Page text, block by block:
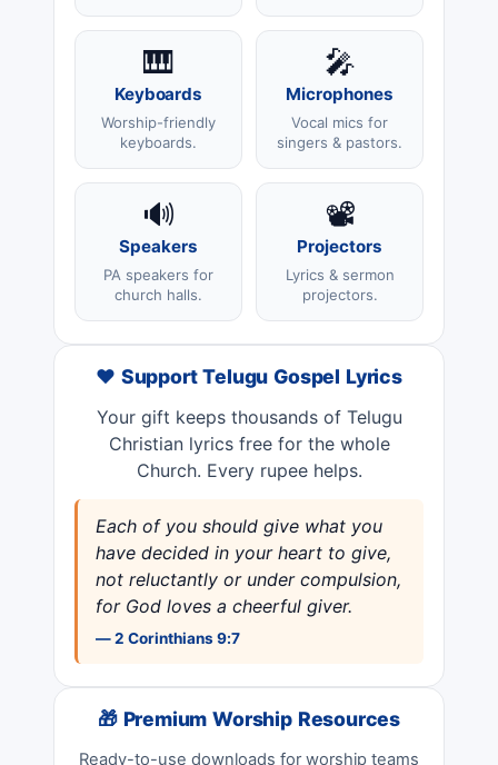
🎹
Keyboards
Worship-friendly
keyboards.
🎤
Microphones
Vocal mics for
singers & pastors.
🔊
Speakers
PA speakers for
church halls.
📽️
Projectors
Lyrics & sermon
projectors.
❤️ Support Telugu Gospel Lyrics
Your gift keeps thousands of Telugu
Christian lyrics free for the whole
Church. Every rupee helps.
Each of you should give what you
have decided in your heart to give,
not reluctantly or under compulsion,
for God loves a cheerful giver.
— 2 Corinthians 9:7
🎁 Premium Worship Resources
Ready-to-use downloads for worship teams